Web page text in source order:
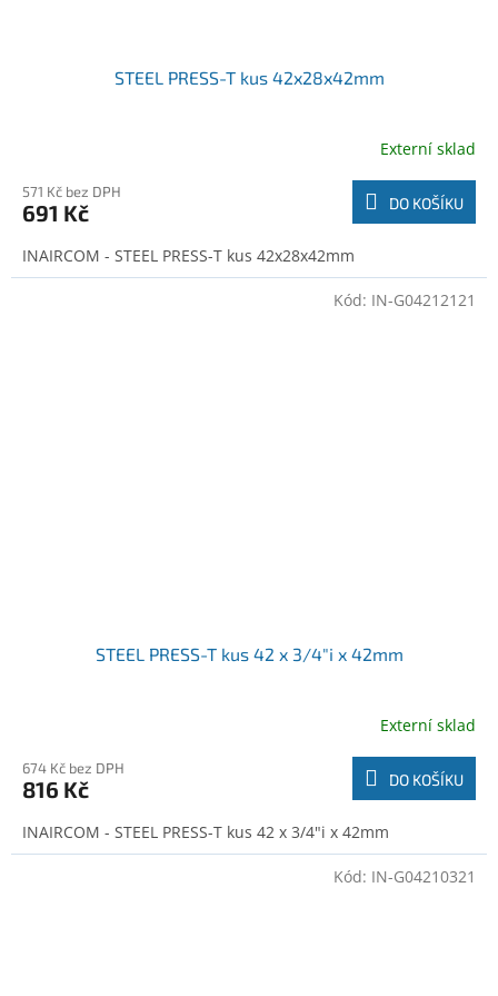
STEEL PRESS-T kus 42x28x42mm
Externí sklad
571 Kč bez DPH
691 Kč DO KOŠÍKU
INAIRCOM - STEEL PRESS-T kus 42x28x42mm
STEEL PRESS-T kus 42 x 3/4"i x 42mm
Externí sklad
674 Kč bez DPH
816 Kč DO KOŠÍKU
INAIRCOM - STEEL PRESS-T kus 42 x 3/4"i x 42mm
Kód: IN-G04212121
Kód: IN-G04210321